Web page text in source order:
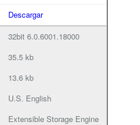
Descargar
32bit 6.0.6001.18000
35.5 kb
13.6 kb
U.S. English
Extensible Storage Engine